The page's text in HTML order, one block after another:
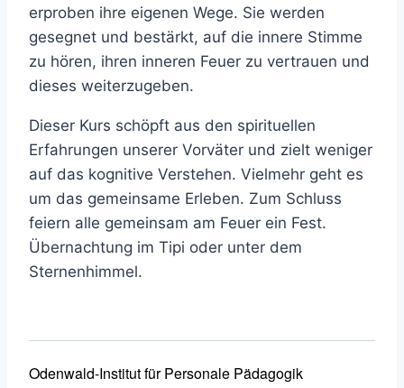
erproben ihre eigenen Wege. Sie werden
gesegnet und bestärkt, auf die innere Stimme
zu hören, ihren inneren Feuer zu vertrauen und
dieses weiterzugeben.
Dieser Kurs schöpft aus den spirituellen
Erfahrungen unserer Vorväter und zielt weniger
auf das kognitive Verstehen. Vielmehr geht es
um das gemeinsame Erleben. Zum Schluss
feiern alle gemeinsam am Feuer ein Fest.
Übernachtung im Tipi oder unter dem
Sternenhimmel.
Odenwald-Institut für Personale Pädagogik